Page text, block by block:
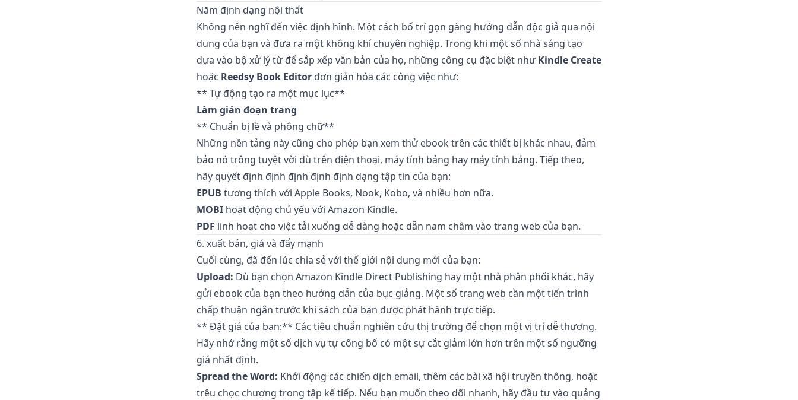
Năm định dạng nội thất
Không nên nghĩ đến việc định hình. Một cách bố trí gọn gàng hướng dẫn độc giả qua nội
dung của bạn và đưa ra một không khí chuyên nghiệp. Trong khi một số nhà sáng tạo
dựa vào bộ xử lý từ để sắp xếp văn bản của họ, những công cụ đặc biệt nhưKindle Create
hoặc Reedsy Book Editorđơn giản hóa các công việc như:
** Tự động tạo ra một mục lục**
Làm gián đoạn trang
** Chuẩn bị lề và phông chữ**
Những nền tảng này cũng cho phép bạn xem thử ebook trên các thiết bị khác nhau, đảm
bảo nó trông tuyệt vời dù trên điện thoại, máy tính bảng hay máy tính bảng. Tiếp theo,
hãy quyết định định định định định dạng tập tin của bạn:
EPUB tương thích với Apple Books, Nook, Kobo, và nhiều hơn nữa.
MOBIhoạt động chủ yếu với Amazon Kindle.
PDF linh hoạt cho việc tải xuống dễ dàng hoặc dẫn nam châm vào trang web của bạn.
6. xuất bản, giá và đẩy mạnh
Cuối cùng, đã đến lúc chia sẻ với thế giới nội dung mới của bạn:
Upload: Dù bạn chọn Amazon Kindle Direct Publishing hay một nhà phân phối khác, hãy
gửi ebook của bạn theo hướng dẫn của bục giảng. Một số trang web cần một tiến trình
chấp thuận ngắn trước khi sách của bạn được phát hành trực tiếp.
** Đặt giá của bạn:** Các tiêu chuẩn nghiên cứu thị trường để chọn một vị trí dễ thương.
Hãy nhớ rằng một số dịch vụ tự công bố có một sự cắt giảm lớn hơn trên một số ngưỡng
giá nhất định.
Spread the Word: Khởi động các chiến dịch email, thêm các bài xã hội truyền thông, hoặc
trêu chọc chương trong tập kế tiếp. Nếu bạn muốn theo dõi nhanh, hãy đầu tư vào quảng